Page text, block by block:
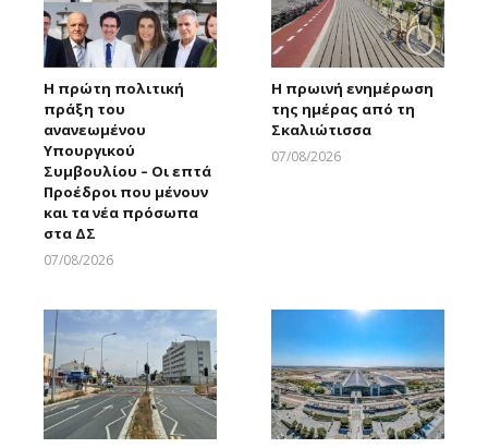
Η πρώτη πολιτική
πράξη του
ανανεωμένου
Υπουργικού
Συμβουλίου – Οι επτά
Προέδροι που μένουν
και τα νέα πρόσωπα
στα ΔΣ
07/08/2026
Η πρωινή ενημέρωση
της ημέρας από τη
Σκαλιώτισσα
07/08/2026